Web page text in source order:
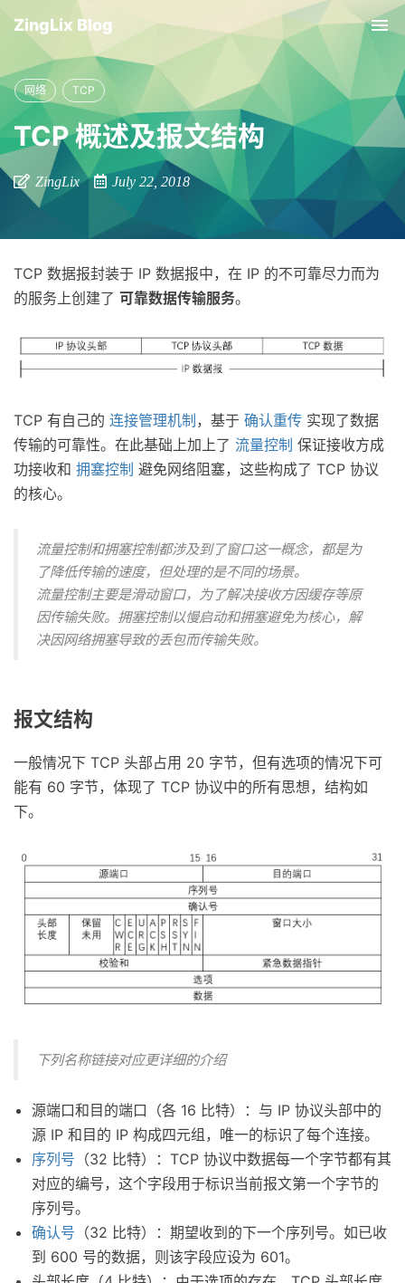
ZingLix Blog
网络 TCP
TCP 概述及报文结构
ZingLix July 22, 2018
TCP 数据报封装于 IP 数据报中，在 IP 的不可靠尽力而为
的服务上创建了 可靠数据传输服务。
TCP 有自己的 连接管理机制，基于 确认重传 实现了数据
传输的可靠性。在此基础上加上了 流量控制 保证接收方成
功接收和 拥塞控制 避免网络阻塞，这些构成了 TCP 协议
的核心。
流量控制和拥塞控制都涉及到了窗口这一概念，都是为
了降低传输的速度，但处理的是不同的场景。
流量控制主要是滑动窗口，为了解决接收方因缓存等原
因传输失败。拥塞控制以慢启动和拥塞避免为核心，解
决因网络拥塞导致的丢包而传输失败。
报文结构
一般情况下 TCP 头部占用 20 字节，但有选项的情况下可
能有 60 字节，体现了 TCP 协议中的所有思想，结构如
下。
下列名称链接对应更详细的介绍
源端口和目的端口（各 16 比特）：与 IP 协议头部中的
源 IP 和目的 IP 构成四元组，唯一的标识了每个连接。
序列号 （32 比特）：TCP 协议中数据每一个字节都有其
对应的编号，这个字段用于标识当前报文第一个字节的
序列号。
确认号 （32 比特）：期望收到的下一个序列号。如已收
到 600 号的数据，则该字段应设为 601。